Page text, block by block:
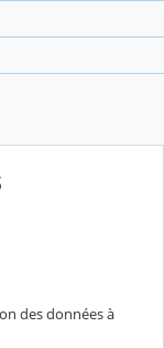
des données à